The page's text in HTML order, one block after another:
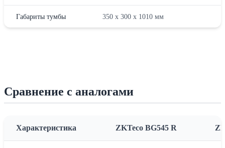
Габариты тумбы 350 x 300 x 1010 мм
Сравнение с аналогами
Характеристика ZKTeco BG545 R